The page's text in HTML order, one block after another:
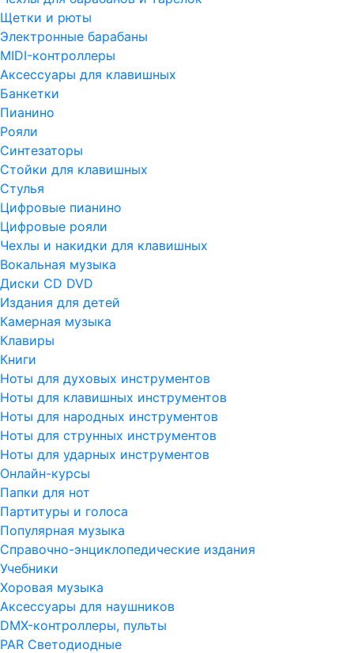
Щетки и рюты
Электронные барабаны
MIDI-контроллеры
Аксессуары для клавишных
Банкетки
Пианино
Рояли
Синтезаторы
Стойки для клавишных
Стулья
Цифровые пианино
Цифровые рояли
Чехлы и накидки для клавишных
Вокальная музыка
Диски CD DVD
Издания для детей
Камерная музыка
Клавиры
Книги
Ноты для духовых инструментов
Ноты для клавишных инструментов
Ноты для народных инструментов
Ноты для струнных инструментов
Ноты для ударных инструментов
Онлайн-курсы
Папки для нот
Партитуры и голоса
Популярная музыка
Справочно-энциклопедические издания
Учебники
Хоровая музыка
Аксессуары для наушников
DMX-контроллеры, пульты
PAR Светодиодные